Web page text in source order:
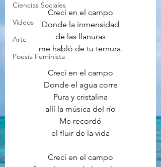
Ciencias Sociales
Videos
Arte
Poesía Feminista
Crecí en el campo
Donde la inmensidad
de las llanuras
me habló de tu ternura.
Crecí en el campo
Donde el agua corre
Pura y cristalina
allí la música del río
Me recordó
el fluir de la vida
Crecí en el campo